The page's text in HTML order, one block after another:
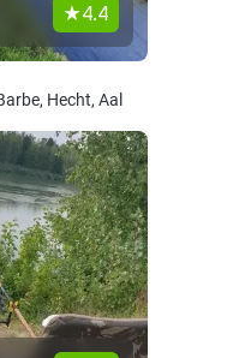
4.4
Hecht, Aal